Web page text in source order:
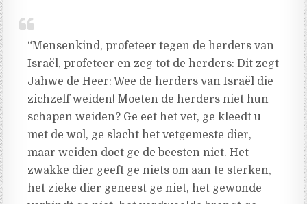
“Mensenkind, profeteer tegen de herders van
Israël, profeteer en zeg tot de herders: Dit zegt
Jahwe de Heer: Wee de herders van Israël die
zichzelf weiden! Moeten de herders niet hun
schapen weiden? Ge eet het vet, ge kleedt u
met de wol, ge slacht het vetgemeste dier,
maar weiden doet ge de beesten niet. Het
zwakke dier geeft ge niets om aan te sterken,
het zieke dier geneest ge niet, het gewonde